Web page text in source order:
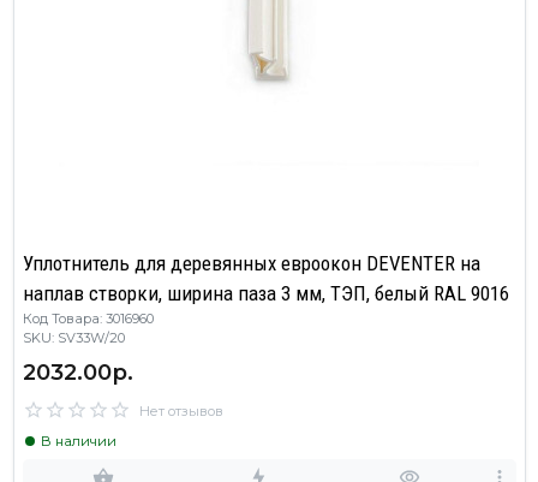
Уплотнитель для деревянных евроокон DEVENTER на
наплав створки, ширина паза 3 мм, ТЭП, белый RAL 9016
Код Товара: 3016960
SKU: SV33W/20
2032.00р.
Нет отзывов
В наличии